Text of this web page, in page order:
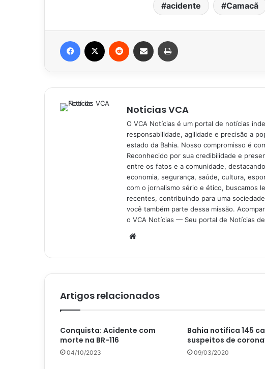
acidente Camacã
Facebook Reddit Compartilhar via e-mail
Notícias VCA
O VCA Notícias é um portal de notícias
responsabilidade, agilidade e precisão a
estado da Bahia. Nosso compromisso é
Reconhecido por sua credibilidade e
entre os fatos e a comunidade,
economia, segurança, saúde, cultura,
com o jornalismo sério e ético, buscamos
recentes, contribuindo para uma
você também parte dessa missão.
o VCA Notícias — Seu portal de Notícias
Artigos relacionados
Conquista: Acidente com
morte na BR-116
04/10/2023
Bahia notifica 145
suspeitos de
09/03/2020